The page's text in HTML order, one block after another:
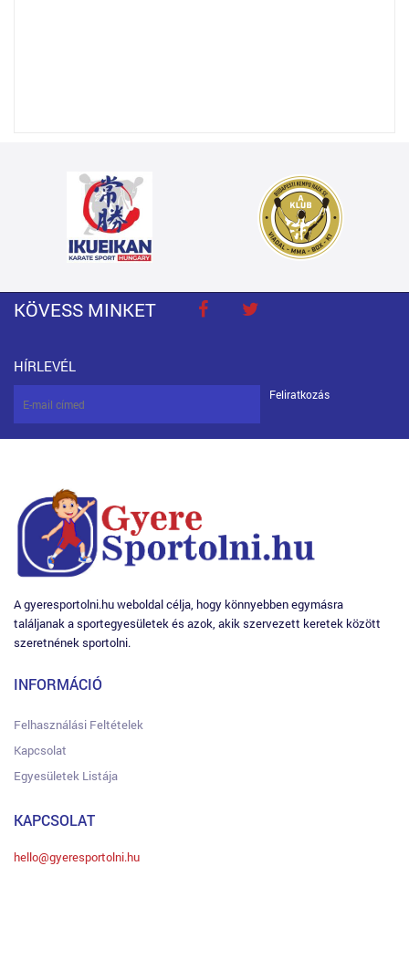
KÖVESS MINKET
HÍRLEVÉL
Feliratkozás
A gyeresportolni.hu weboldal célja, hogy könnyebben egymásra
találjanak a sportegyesületek és azok, akik szervezett keretek között
szeretnének sportolni.
INFORMÁCIÓ
Felhasználási Feltételek
Kapcsolat
Egyesületek Listája
KAPCSOLAT
hello@gyeresportolni.hu